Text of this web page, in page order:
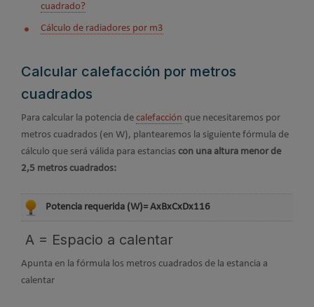
cuadrado?
Cálculo de radiadores por m3
Calcular calefacción por metros
cuadrados
Para calcular la potencia de calefacción que necesitaremos por
metros cuadrados (en W), plantearemos la siguiente fórmula de
cálculo que será válida para estancias con una altura menor de
2,5 metros cuadrados:
Potencia requerida (W)= AxBxCxDx116
A = Espacio a calentar
Apunta en la fórmula los metros cuadrados de la estancia a
calentar